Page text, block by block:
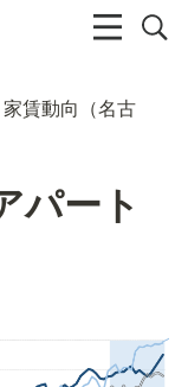
賃動向（名古
パート